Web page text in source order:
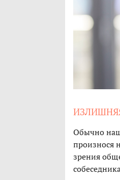
Обычно
произнося
зрения